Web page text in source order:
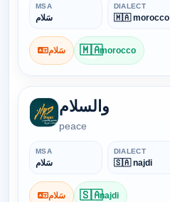
MSA
سَلام
DIALECT
🇲🇦 morocco
سَلام 🇲🇦morocco
والسلام
peace
MSA
سَلام
DIALECT
🇸🇦 najdi
سَلام 🇸🇦najdi